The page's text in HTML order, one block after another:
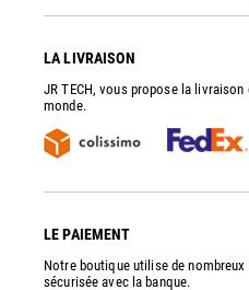
LA LIVRAISON
JR TECH, vous propose la livraison
monde.
LE PAIEMENT
Notre boutique utilise de nombreux
sécurisée avec la banque.